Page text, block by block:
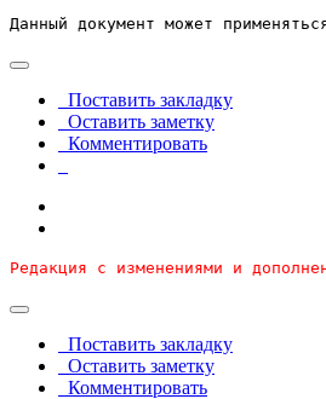
Данный документ может
Поставить закладку
Оставить заметку
Комментировать
Редакция с изменениями и
Поставить закладку
Оставить заметку
Комментировать